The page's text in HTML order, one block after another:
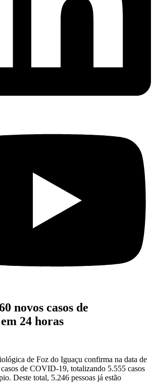
novos casos de
24 horas
de Foz do Iguaçu confirma na data de
de COVID-19, totalizando 5.555 casos
Deste total, 5.246 pessoas já estão